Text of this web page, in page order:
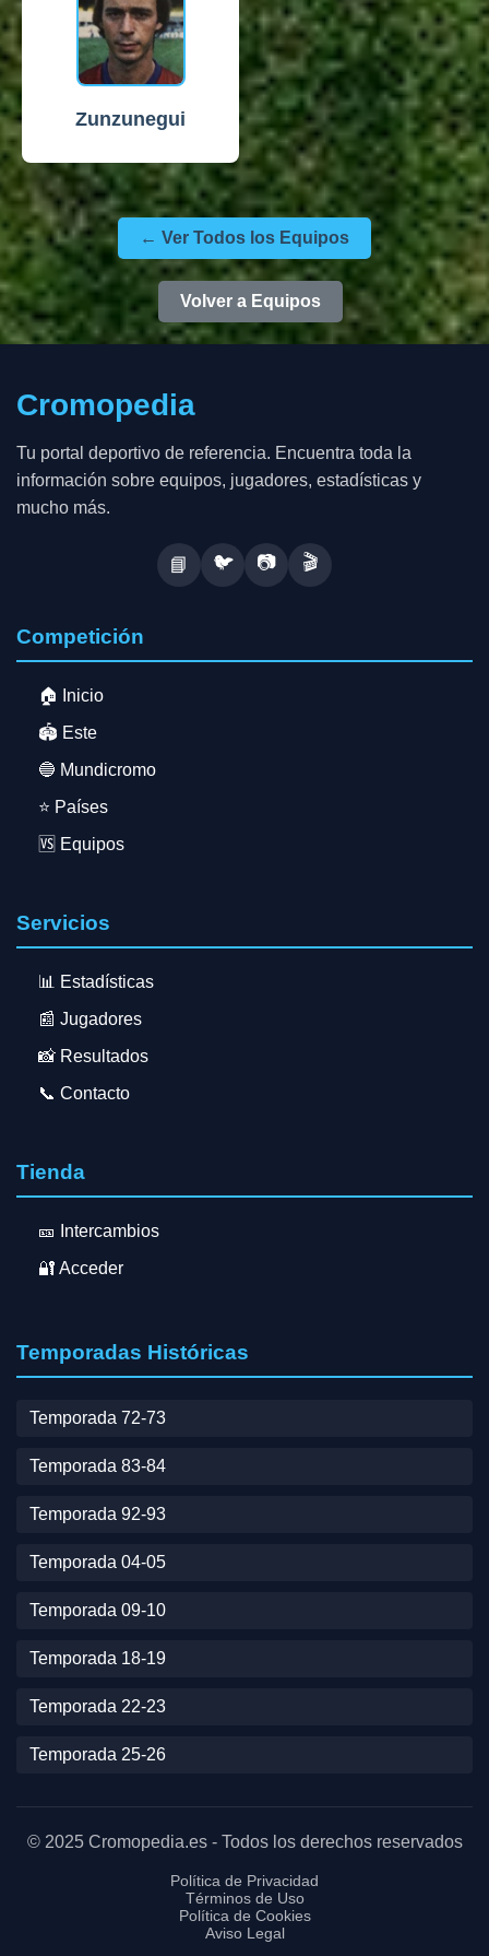
Zunzunegui
← Ver Todos los Equipos
Volver a Equipos
Cromopedia
Tu portal deportivo de referencia. Encuentra toda la
información sobre equipos, jugadores, estadísticas y
mucho más.
📘 🐦 📷 🎬
Competición
🏠 Inicio
🏟️ Este
🔵 Mundicromo
⭐ Países
🆚 Equipos
Servicios
📊 Estadísticas
📰 Jugadores
📸 Resultados
📞 Contacto
Tienda
🎫 Intercambios
🔐 Acceder
Temporadas Históricas
Temporada 72-73
Temporada 83-84
Temporada 92-93
Temporada 04-05
Temporada 09-10
Temporada 18-19
Temporada 22-23
Temporada 25-26
© 2025 Cromopedia.es - Todos los derechos reservados
Política de Privacidad
Términos de Uso
Política de Cookies
Aviso Legal